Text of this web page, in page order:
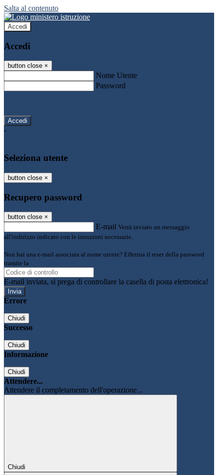
Salta al contenuto
Accedi
Accedi
button close ×
Nome Utente
Password
-
Seleziona utente
button close ×
Recupero password
button close ×
E-mail Verrà inviato un messaggio
all'indirizzo indicato con le istruzioni necessarie.
Non hai una e-mail associata al nome utente? Effettua il reset della password
tramite la
E-mail inviata, si prega di controllare la casella di posta elettronica!
Errore
Chiudi
Successo
Chiudi
Informazione
Chiudi
Attendere...
Attendere il completamento dell'operazione...
Chiudi